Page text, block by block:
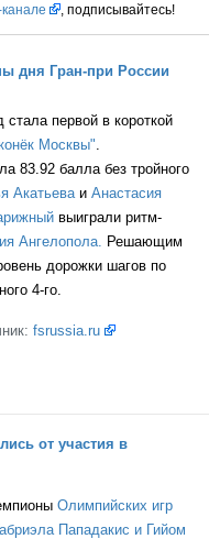
, подписывайтесь!
дня Гран-при России
первой в короткой
Москвы".
83.92 балла без тройного
Акатьеваи Анастасия
выиграли ритм-
Ангелопола. Решающим
дорожки шагов по
4-го.
fsrussia.ru
от участия в
Олимпийских игр
Пападакис и Гийом